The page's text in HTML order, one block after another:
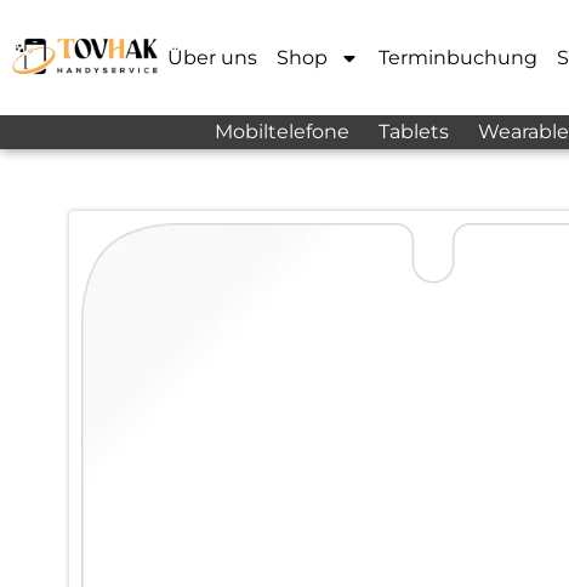
Über uns Shop Terminbuchung
Mobiltelefone Tablets